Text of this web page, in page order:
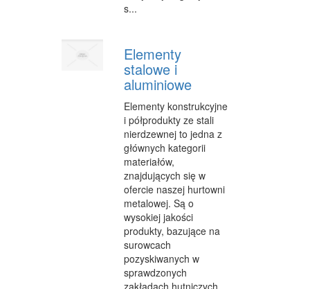
DIETETYKA, ODCHUDZANIE
KOSMETYKI
LECZENIE
SALONY KOSMETYCZNE
SPRZĘT MEDYCZNY
STRONY WWW
OPROGRAMOWANIE
KONTAKT
s...
Elementy
stalowe i
aluminiowe
Elementy konstrukcyjne
i półprodukty ze stali
nierdzewnej to jedna z
głównych kategorii
materiałów,
znajdujących się w
ofercie naszej hurtowni
metalowej. Są o
wysokiej jakości
produkty, bazujące na
surowcach
pozyskiwanych w
sprawdzonych
zakładach hutniczych.